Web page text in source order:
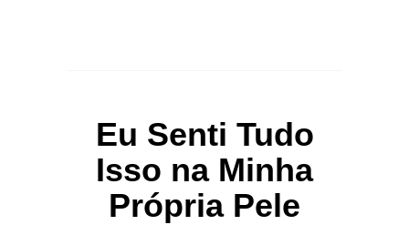
Eu Senti Tudo
Isso na Minha
Própria Pele